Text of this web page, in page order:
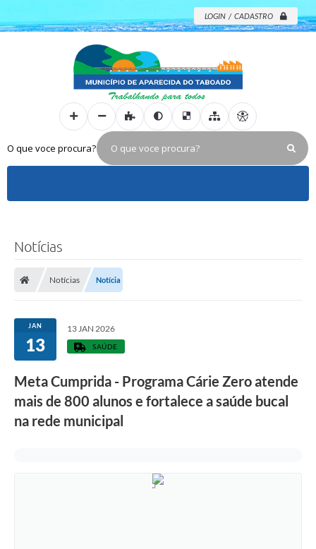
LOGIN / CADASTRO
O que voce procura?
Notícias
Notícias Notícia
JAN
13
13 JAN 2026
SAÚDE
Meta Cumprida - Programa Cárie Zero atende
mais de 800 alunos e fortalece a saúde bucal
na rede municipal